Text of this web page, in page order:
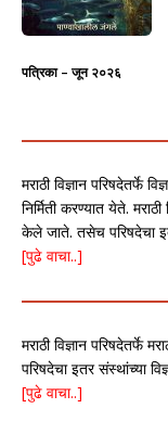
पत्रिका – जून २०२६
मराठी विज्ञान परिषदेतर्फे
निर्मिती करण्यात येते.
केले जाते. तसेच परिषदेचा
[पुढे वाचा..]
मराठी विज्ञान
परिषदेचा इतर संस्थांच्या
[पुढे वाचा..]